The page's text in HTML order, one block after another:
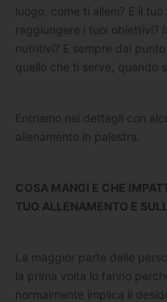
luogo, come ti alleni? E il
raggiungere i tuoi obiettivi?
nutritivi? E sempre dal
quello che ti serve, quando
Entriamo nei dettagli con
allenamento in palestra.
COSA MANGI E CHE
TUO ALLENAMENTO E
La maggior parte delle
la prima volta lo fanno
normalmente implica il